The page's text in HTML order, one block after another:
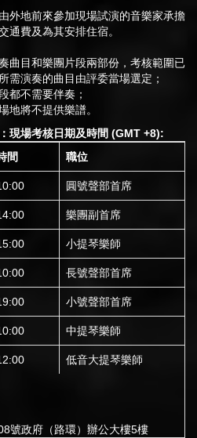
外地前來參加現場試演的音樂家承擔
通費及為其安排住宿。
曲目和樂團片段兩部份，考核範圍已
需演奏的曲目由評委當場選定；
都不需要伴奏；
地將不提供樂譜。
現場考核日期及時間 (GMT +8):
間 職位
圓號聲部首席
樂團副首席
小提琴樂師
長號聲部首席
小號聲部首席
中提琴樂師
低音大提琴樂師
號政府（路環）辦公大樓5樓